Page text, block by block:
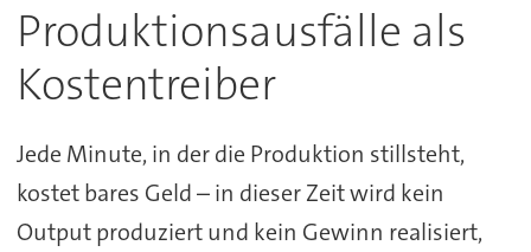
Produktionsausfälle als
Kostentreiber
Jede Minute, in der die Produktion stillsteht,
kostet bares Geld – in dieser Zeit wird kein
Output produziert und kein Gewinn realisiert,